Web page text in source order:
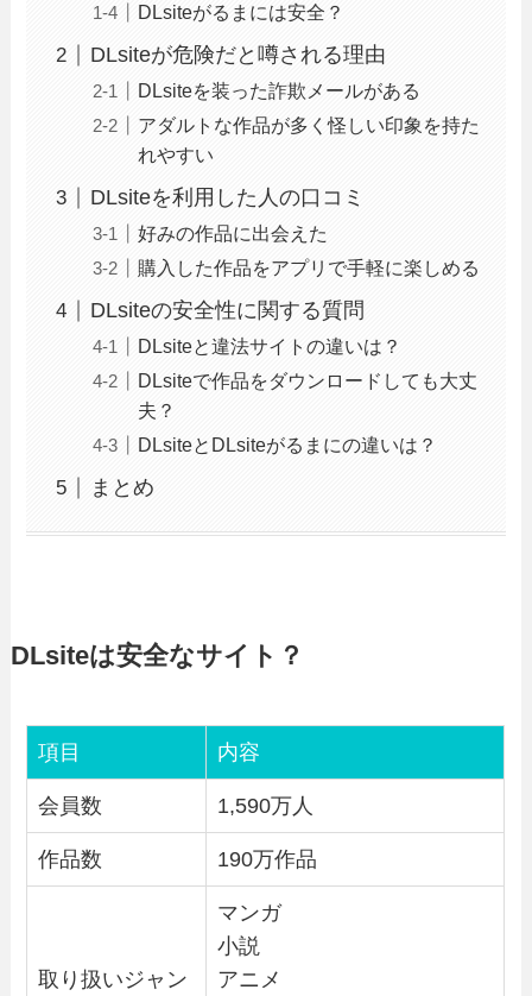
DLsiteがるまには安全？
DLsiteが危険だと噂される理由
DLsiteを装った詐欺メールがある
アダルトな作品が多く怪しい印象を持た
れやすい
DLsiteを利用した人の口コミ
好みの作品に出会えた
購入した作品をアプリで手軽に楽しめる
DLsiteの安全性に関する質問
DLsiteと違法サイトの違いは？
DLsiteで作品をダウンロードしても大丈
夫？
DLsiteとDLsiteがるまにの違いは？
まとめ
DLsiteは安全なサイト？
項目 内容
会員数 1,590万人
作品数 190万作品
取り扱いジャン
マンガ
小説
アニメ